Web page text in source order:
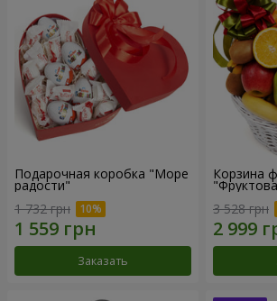
Подарочная коробка "Море
радости"
1 732 грн
Заказать
Корзина
3 528 грн